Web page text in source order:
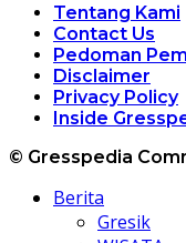
Tentang Kami
Contact Us
Pedoman
Disclaimer
Privacy Policy
Inside
© Gresspedia
Berita
Gresik